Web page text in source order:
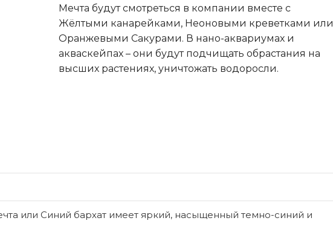
Мечта будут смотреться в компании вместе с
Жёлтыми канарейками, Неоновыми креветками или
Оранжевыми Сакурами. В нано-аквариумах и
акваскейпах – они будут подчищать обрастания на
высших растениях, уничтожать водоросли.
или Синий бархат имеет яркий, насыщенный темно-синий и
250 MDL
Купить